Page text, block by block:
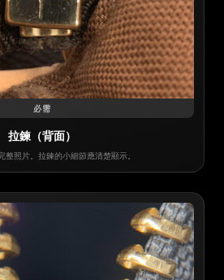
必需
拉鍊（背面）
整照片。拉鍊的小細節應清楚顯示。